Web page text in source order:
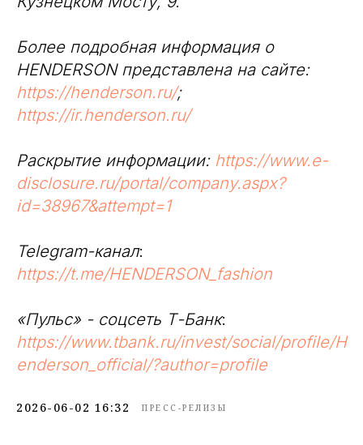
Более подробная информация о
HENDERSON представлена на сайте:
https://henderson.ru/;
https://ir.henderson.ru/
Раскрытие информации: https://www.e-
disclosure.ru/portal/company.aspx?
id=38967&attempt=1
Telegram-канал:
https://t.me/HENDERSON_fashion
«Пульс» - соцсеть Т-Банк:
https://www.tbank.ru/invest/social/profile/H
enderson_official/?author=profile
2026-06-02 16:32 ПРЕСС-РЕЛИЗЫ